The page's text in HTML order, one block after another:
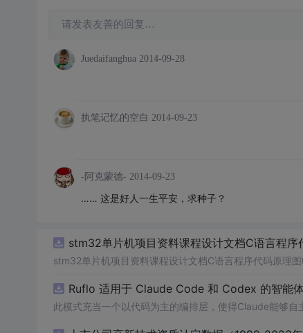
请发表友善的回复…
Juedaifanghua 2014-09-28
执笔记忆的空白 2014-09-23
-阿克蒙德- 2014-09-23
…… 这是好人一生平安，求种子？
stm32单片机项目资料课程设计文档C语言程
stm32单片机项目资料课程设计文档C语言程序代码原理
Ruflo 适用于 Claude Code 和 Codex 的智能
此模式充当一个以代码为主的编排层，使得Claude能够自